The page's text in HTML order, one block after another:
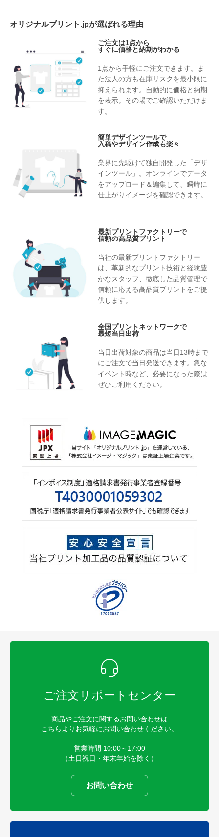
オリジナルプリント.jpが選ばれる理由
ご注文は1点から
すぐに価格と納期がわかる
1点から手軽にご注文できます。ま
た法人の方も在庫リスクを最小限に
抑えられます。自動的に価格と納期
を表示。その場でご確認いただけま
す。
簡単デザインツールで
入稿やデザイン作成も楽々
業界に先駆けて独自開発した「デザ
インツール」。オンラインでデータ
をアップロード＆編集して、瞬時に
仕上がりイメージを確認できます。
最新プリントファクトリーで
信頼の高品質プリント
当社の最新プリントファクトリー
は、革新的なプリント技術と経験豊
かなスタッフ、徹底した品質管理で
信頼に応える高品質プリントをご提
供します。
全国プリントネットワークで
最短当日出荷
当日出荷対象の商品は当日13時まで
にご注文で当日発送できます。急な
イベント時など、必要になった際は
ぜひご利用ください。
ご注文サポートセンター
商品やご注文に関するお問い合わせは
こちらよりお気軽にお問い合わせください。
営業時間 10:00～17:00
（土日祝日・年末年始を除く）
お問い合わせ